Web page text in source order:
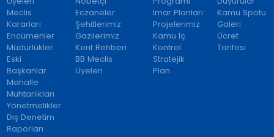
Meclis
Kararları
Encümenler
Müdürlükler
Eski
Başkanlar
Mahalle
Muhtarlıkları
Yönetmelikler
Dış Denetim
Raporları
Eczaneler
Şehitlerimiz
Gazilerimiz
Kent Rehberi
BB Meclis
Üyeleri
İmar Planları
Projelerimiz
Kamu İç
Kontrol
Stratejik
Plan
Kamu Spotu
Galeri
Ücret
Tarifesi